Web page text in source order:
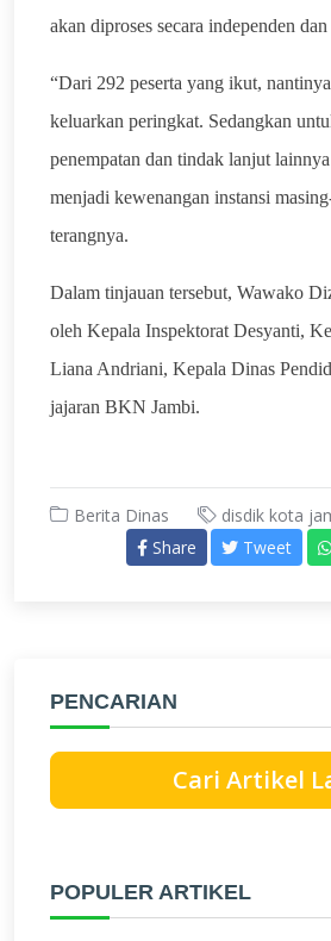
akan diproses secara independen
“Dari 292 peserta yang ikut,
keluarkan peringkat. Sedangkan
penempatan dan tindak lanjut
menjadi kewenangan instansi
terangnya.
Dalam tinjauan tersebut, Wawako
oleh Kepala Inspektorat Desyanti,
Liana Andriani, Kepala Dinas
jajaran BKN Jambi.
Berita Dinas disdik kota
Share
Tweet
PENCARIAN
Cari Artikel
POPULER ARTIKEL